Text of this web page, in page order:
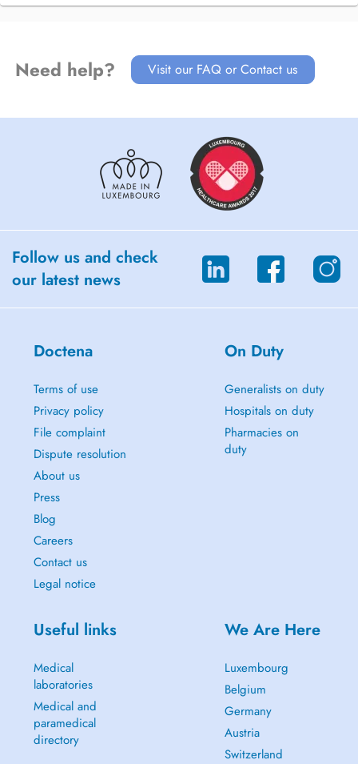
Contact :amonteiro.psy@gmail.com
Need help? Visit our FAQ or Contact us
Follow us and check
our latest news
Doctena
Terms of use
Privacy policy
File complaint
Dispute resolution
About us
Press
Blog
Careers
Contact us
Legal notice
On Duty
Generalists on duty
Hospitals on duty
Pharmacies on
duty
Useful links
Medical
laboratories
Medical and
paramedical
directory
We Are Here
Luxembourg
Belgium
Germany
Austria
Switzerland